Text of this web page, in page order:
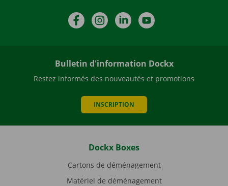
FacebookInstagramLinkedIn
Bulletin d'information Dockx
Restez informés des nouveautés et promotions
INSCRIPTION
Dockx Boxes
Cartons de déménagement
Matériel de déménagement